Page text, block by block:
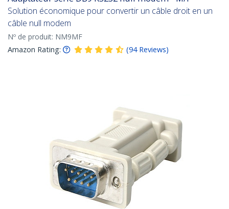
Solution économique pour convertir un câble droit en un
câble null modem
Nº de produit: NM9MF
Amazon Rating:
(94 Reviews)